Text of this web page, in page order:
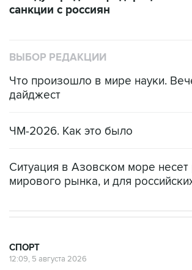
санкции с россиян
ВЫБОР РЕДАКЦИИ
Что произошло в мире науки.
дайджест
ЧМ-2026. Как это было
Ситуация в Азовском море несет
мирового рынка, и для
СПОРТ
12:09, 5 августа 2026